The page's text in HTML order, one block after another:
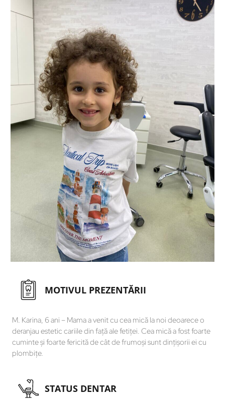
MOTIVUL PREZENTĂRII
M. Karina, 6 ani – Mama a venit cu cea mică la noi deoarece o
deranjau estetic cariile din față ale fetiței. Cea mică a fost foarte
cuminte și foarte fericită de cât de frumoși sunt dințișorii ei cu
plombițe.
STATUS DENTAR